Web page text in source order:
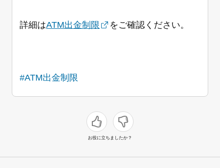
詳細はATM出金制限 をご確認ください。
#ATM出金制限
お役に立ちましたか？